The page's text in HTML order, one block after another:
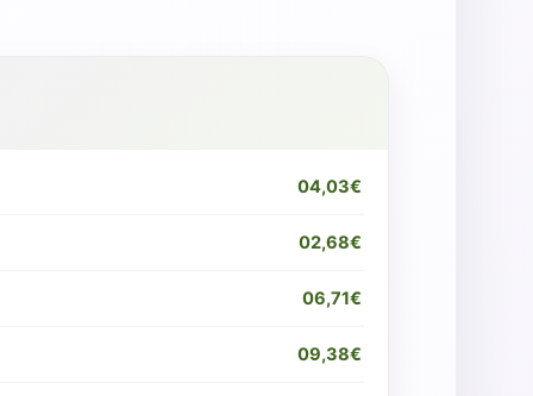
04,03€
02,68€
06,71€
09,38€